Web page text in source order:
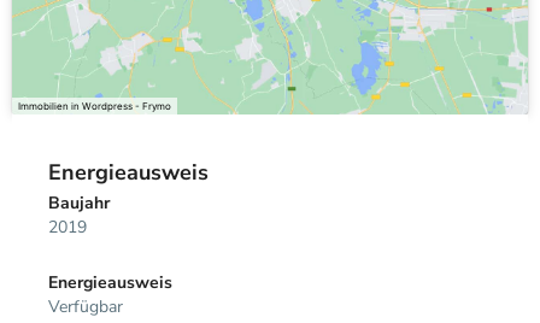
Immobilien in Wordpress - Frymo
Energieausweis
Baujahr
2019
Energieausweis
Verfügbar